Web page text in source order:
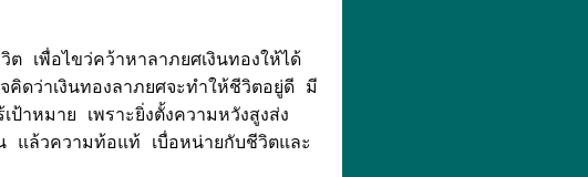
เพื่อไขว่คว้าหาลาภยศเงินทองให้ได้
ดว่าเงินทองลาภยศจะทำให้ชีวิตอยู่ดี มี
าหมาย เพราะยิ่งตั้งความหวังสูงส่ง
แล้วความท้อแท้ เบื่อหน่ายกับชีวิตและ